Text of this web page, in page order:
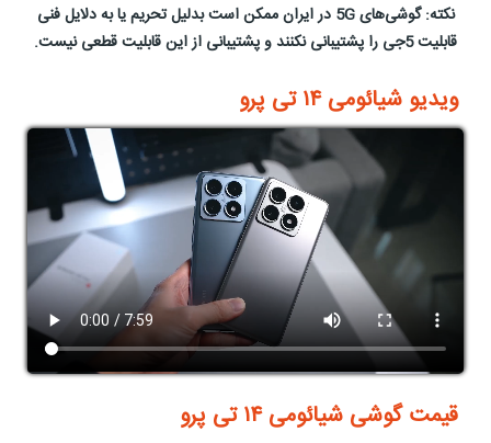
نکته: گوشی‌های 5G در ایران ممکن است بدلیل تحریم یا به دلایل فنی
قابلیت 5جی را پشتیبانی نکنند و پشتیبانی از این قابلیت قطعی نیست.
ویدیو شیائومی ۱۴ تی پرو
قیمت گوشی شیائومی ۱۴ تی پرو